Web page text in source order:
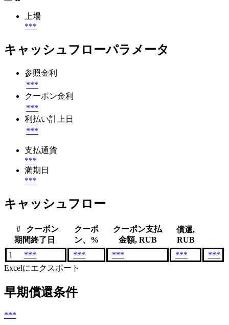
上場
***
キャッシュフローパラメータ
参照金利
***
クーポン金利
***
利払い計上日
***
支払通貨
***
満期日
***
キャッシュフロー
#
クーポン
期間終了日
クーポ
ン、%
クーポン支払
金額, RUB
償還,
RUB
1
*** *** *** ***
***
Excelにエクスポート
早期償還条件
***